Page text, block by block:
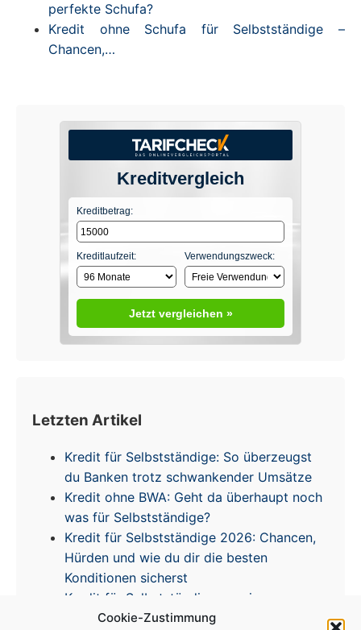
Cookie-Zustimmung
perfekte Schufa?
Kredit ohne Schufa für Selbstständige –
Chancen,…
Kreditvergleich
Kreditbetrag:
Kreditlaufzeit: Verwendungszweck:
Jetzt vergleichen »
Letzten Artikel
Kredit für Selbstständige: So überzeugst
du Banken trotz schwankender Umsätze
Kredit ohne BWA: Geht da überhaupt noch
was für Selbstständige?
Kredit für Selbstständige 2026: Chancen,
Hürden und wie du dir die besten
Konditionen sicherst
Kredit für Selbstständige – meine
Erfahrungen & Tipps zur Zinsentwicklung